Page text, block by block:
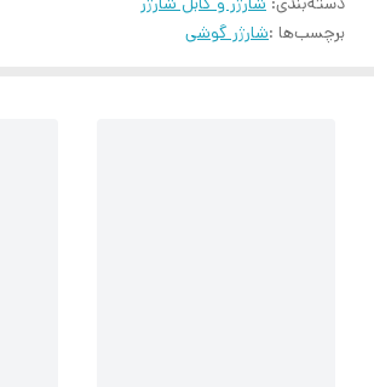
برچسب‌ها :شارژر گوشی